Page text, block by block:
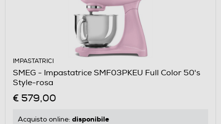
IMPASTATRICI
SMEG - Impastatrice SMF03PKEU Full Color 50's
Style-rosa
€ 579,00
Acquisto online: disponibile